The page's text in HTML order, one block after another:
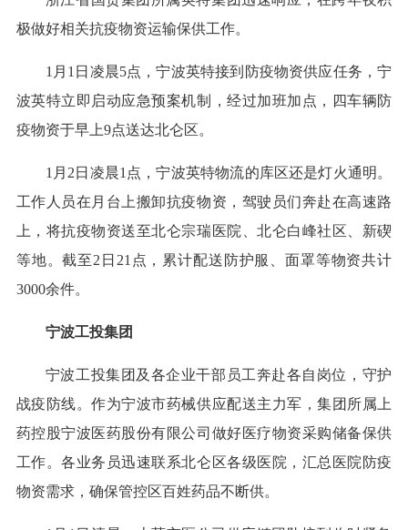
极做好相关抗疫物资运输保供工作。
1月1日凌晨5点，宁波英特接到防疫物资供应任务，宁
波英特立即启动应急预案机制，经过加班加点，四车辆防
疫物资于早上9点送达北仑区。
1月2日凌晨1点，宁波英特物流的库区还是灯火通明。
工作人员在月台上搬卸抗疫物资，驾驶员们奔赴在高速路
上，将抗疫物资送至北仑宗瑞医院、北仑白峰社区、新碶
等地。截至2日21点，累计配送防护服、面罩等物资共计
3000余件。
宁波工投集团
宁波工投集团及各企业干部员工奔赴各自岗位，守护
战疫防线。作为宁波市药械供应配送主力军，集团所属上
药控股宁波医药股份有限公司做好医疗物资采购储备保供
工作。各业务员迅速联系北仑区各级医院，汇总医院防疫
物资需求，确保管控区百姓药品不断供。